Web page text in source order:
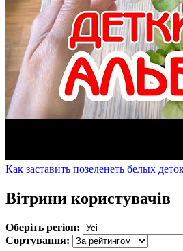
Как заставить позеленеть белых
Вітрини користувачів
Оберіть регіон:
Сортування: